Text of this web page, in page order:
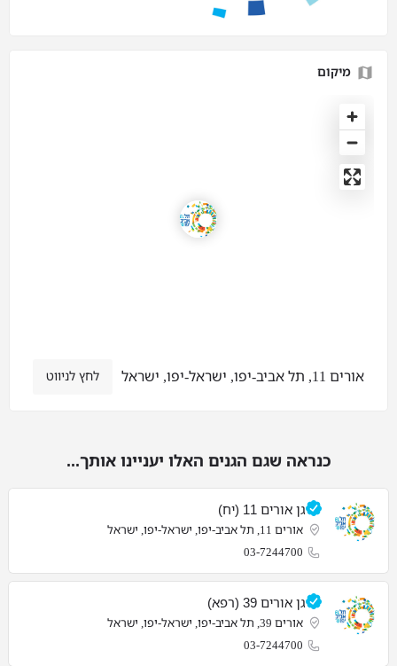
מיקום
אורים 11, תל אביב-יפו, ישראל-יפו, ישראל לחץ לניווט
כנראה שגם הגנים האלו יעניינו אותך...
גן אורים 11 (יח)
אורים 11, תל אביב-יפו, ישראל-יפו, ישראל
03-7244700
גן אורים 39 (רפא)
אורים 39, תל אביב-יפו, ישראל-יפו, ישראל
03-7244700